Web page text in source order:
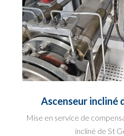
Ascenseur incliné
Mise en service de
incliné de St